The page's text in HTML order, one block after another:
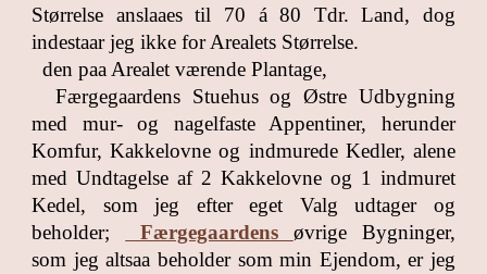
Størrelse anslaaes til 70 á 80 Tdr. Land, dog
indestaar jeg ikke for Arealets Størrelse.
den paa Arealet værende Plantage,
Færgegaardens Stuehus og Østre Udbygning
med mur- og nagelfaste Appentiner, herunder
Komfur, Kakkelovne og indmurede Kedler, alene
med Undtagelse af 2 Kakkelovne og 1 indmuret
Kedel, som jeg efter eget Valg udtager og
beholder;
Færgegaardens øvrige Bygninger,
som jeg altsaa beholder som min Ejendom, er jeg